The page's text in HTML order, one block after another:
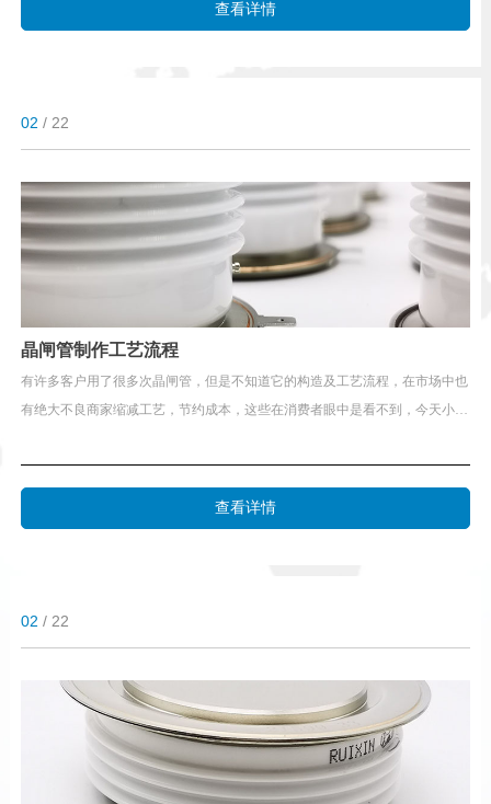
查看详情
02 / 22
查看详情
晶闸管制作工艺流程
有许多客户用了很多次晶闸管，但是不知道它的构造及工艺流程，在市场中也
有绝大不良商家缩减工艺，节约成本，这些在消费者眼中是看不到，今天小编
02 / 22